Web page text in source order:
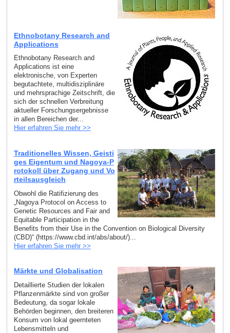
Ethnobotany Research and
Applications
Ethnobotany Research and
Applications ist eine
elektronische, von Experten
begutachtete, multidisziplinäre
und mehrsprachige Zeitschrift, die
sich der schnellen Verbreitung
aktueller Forschungsergebnisse
in allen Bereichen der...
Hier erfahren Sie mehr >>
Traditionelles Wissen, Geisti
ges Eigentum und Nagoya-P
rotokoll über Zugang und Vo
rteilsausgleich
Obwohl die Ratifizierung des
„Nagoya Protocol on Access to
Genetic Resources and Fair and
Equitable Participation in the
Benefits from their Use in the Convention on Biological Diversity
(CBD)“ (https://www.cbd.int/abs/about/)...
Hier erfahren Sie mehr >>
Märkte und Globalisation
Detaillierte Studien der lokalen
Pflanzenmärkte sind von großer
Bedeutung, da sogar lokale
Behörden beginnen, den breiteren
Konsum von lokal geernteten
Lebensmitteln und